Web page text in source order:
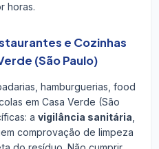
horas.
e Cozinhas
(São Paulo)
hamburguerias, food
em Casa Verde (São
a vigilância sanitária
comprovação de limpeza